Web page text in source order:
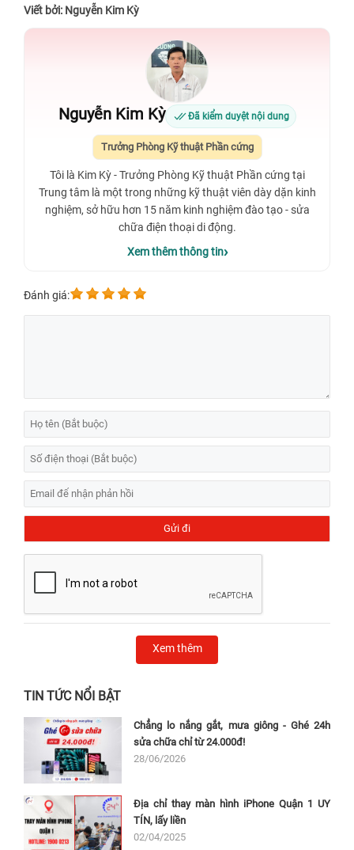
Viết bởi: Nguyễn Kim Kỳ
Nguyễn Kim Kỳ Đã kiểm duyệt nội dung
Trưởng Phòng Kỹ thuật Phần cứng
Tôi là Kim Kỳ - Trưởng Phòng Kỹ thuật Phần cứng tại
Trung tâm là một trong những kỹ thuật viên dày dặn kinh
nghiệm, sở hữu hơn 15 năm kinh nghiệm đào tạo - sửa
chữa điện thoại di động.
Xem thêm thông tin
Đánh giá:
Xem thêm
TIN TỨC NỔI BẬT
Chẳng lo nắng gắt, mưa giông - Ghé 24h
sửa chữa chỉ từ 24.000đ!
28/06/2026
Địa chỉ thay màn hình iPhone Quận 1 UY
TÍN, lấy liền
02/04/2025